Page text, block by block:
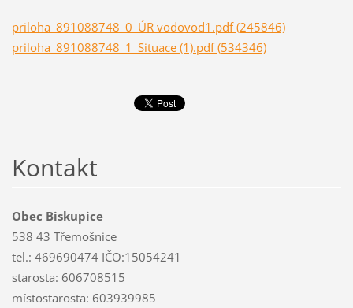
priloha_891088748_0_ÚR vodovod1.pdf (245846)
priloha_891088748_1_Situace (1).pdf (534346)
Kontakt
Obec Biskupice
538 43 Třemošnice
tel.: 469690474 IČO:15054241
starosta: 606708515
místostarosta: 603939985